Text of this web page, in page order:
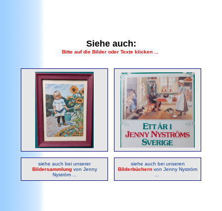
Siehe auch:
Bitte auf die Bilder oder Texte klicken ...
siehe auch bei unserer
Bildersammlungvon Jenny
Nyström ...
siehe auch bei unseren
Bilderbüchern von Jenny Nyström